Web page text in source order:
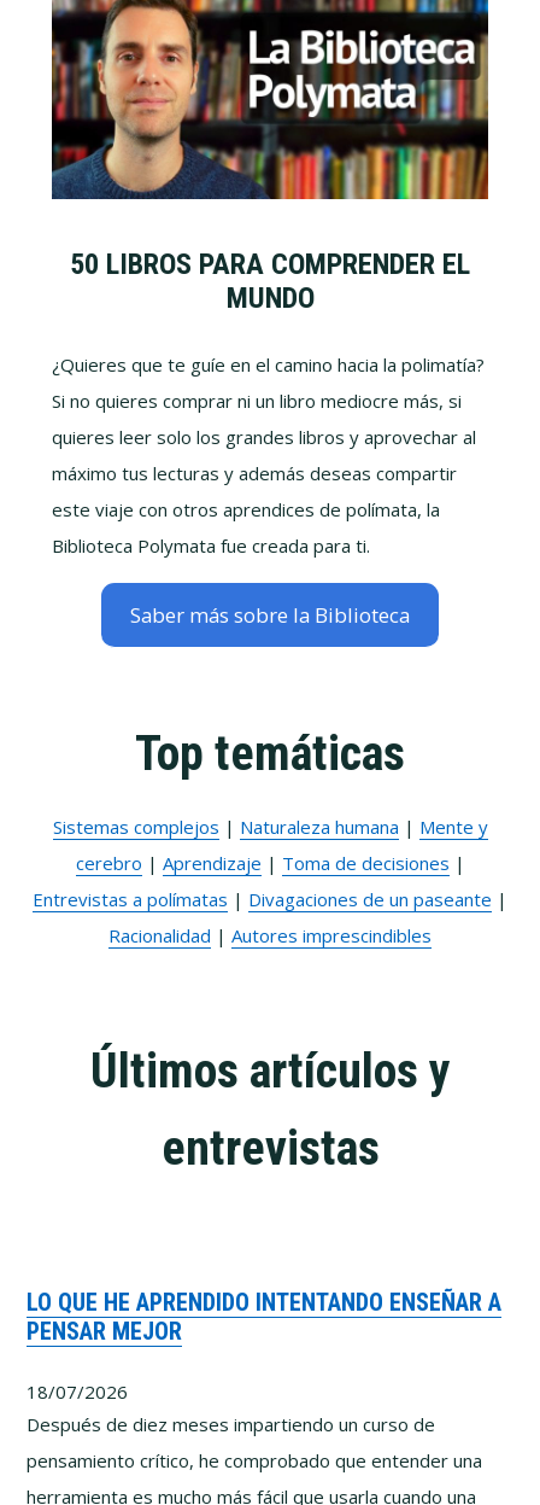
50 LIBROS PARA COMPRENDER EL
MUNDO
¿Quieres que te guíe en el camino hacia la polimatía?
Si no quieres comprar ni un libro mediocre más, si
quieres leer solo los grandes libros y aprovechar al
máximo tus lecturas y además deseas compartir
este viaje con otros aprendices de polímata, la
Biblioteca Polymata fue creada para ti.
Saber más sobre la Biblioteca
Top temáticas
Sistemas complejos | Naturaleza humana | Mente y
cerebro | Aprendizaje | Toma de decisiones |
Entrevistas a polímatas | Divagaciones de un paseante |
Racionalidad | Autores imprescindibles
Últimos artículos y
entrevistas
LO QUE HE APRENDIDO INTENTANDO ENSEÑAR A
PENSAR MEJOR
18/07/2026
Después de diez meses impartiendo un curso de
pensamiento crítico, he comprobado que entender una
herramienta es mucho más fácil que usarla cuando una